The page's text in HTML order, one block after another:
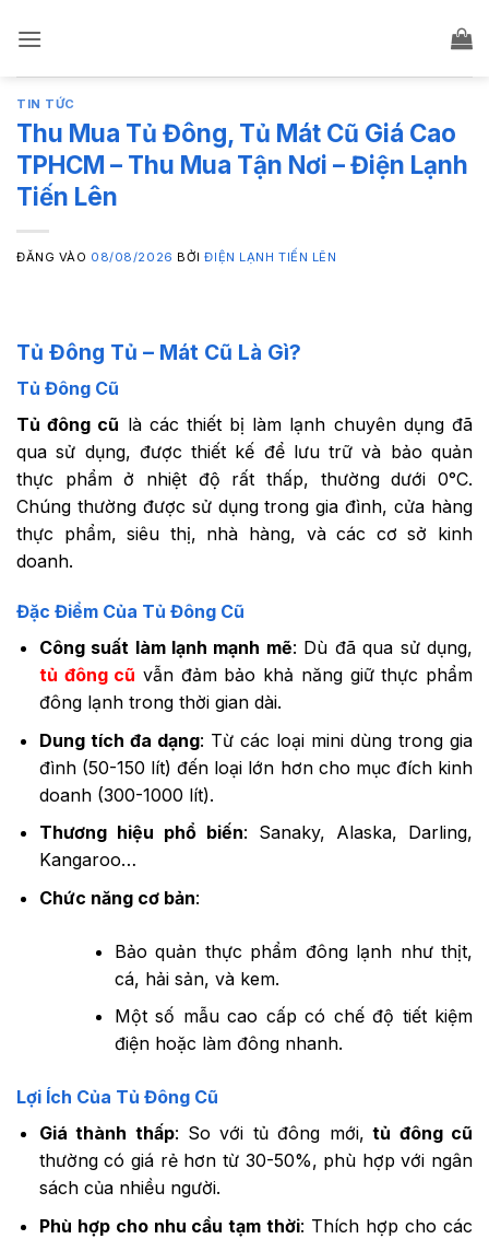
qua
dungTIN TỨC
Thu Mua Tủ Đông, Tủ Mát Cũ Giá Cao
TPHCM – Thu Mua Tận Nơi – Điện Lạnh
Tiến Lên
ĐĂNG VÀO 08/08/2026 BỞIĐIỆN LẠNH TIẾN LÊN
Tủ Đông Tủ – Mát Cũ Là Gì?
Tủ Đông Cũ
Tủ đông cũ là các thiết bị làm lạnh chuyên dụng đã
qua sử dụng, được thiết kế để lưu trữ và bảo quản
thực phẩm ở nhiệt độ rất thấp, thường dưới 0°C.
Chúng thường được sử dụng trong gia đình, cửa hàng
thực phẩm, siêu thị, nhà hàng, và các cơ sở kinh
doanh.
Đặc Điểm Của Tủ Đông Cũ
Công suất làm lạnh mạnh mẽ: Dù đã qua sử dụng,
tủ đông cũ vẫn đảm bảo khả năng giữ thực phẩm
đông lạnh trong thời gian dài.
Dung tích đa dạng: Từ các loại mini dùng trong gia
đình (50-150 lít) đến loại lớn hơn cho mục đích kinh
doanh (300-1000 lít).
Thương hiệu phổ biến: Sanaky, Alaska, Darling,
Kangaroo…
Chức năng cơ bản:
Bảo quản thực phẩm đông lạnh như thịt,
cá, hải sản, và kem.
Một số mẫu cao cấp có chế độ tiết kiệm
điện hoặc làm đông nhanh.
Lợi Ích Của Tủ Đông Cũ
Giá thành thấp: So với tủ đông mới, tủ đông cũ
thường có giá rẻ hơn từ 30-50%, phù hợp với ngân
sách của nhiều người.
Phù hợp cho nhu cầu tạm thời: Thích hợp cho các